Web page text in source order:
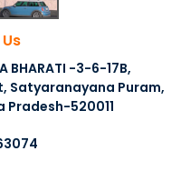
BHARATI -3-6-17B,
Satyaranayana Puram,
520011